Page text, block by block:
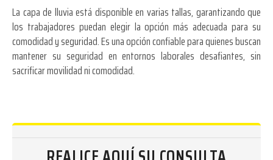
La capa de lluvia está disponible en varias tallas, garantizando que
los trabajadores puedan elegir la opción más adecuada para su
comodidad y seguridad. Es una opción confiable para quienes buscan
mantener su seguridad en entornos laborales desafiantes, sin
sacrificar movilidad ni comodidad.